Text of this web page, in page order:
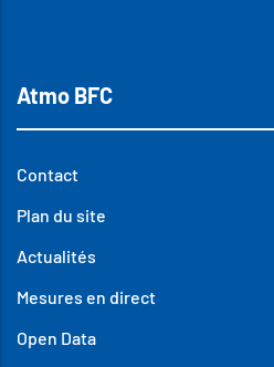
Atmo BFC
Contact
Plan du site
Actualités
Mesures en direct
Open Data